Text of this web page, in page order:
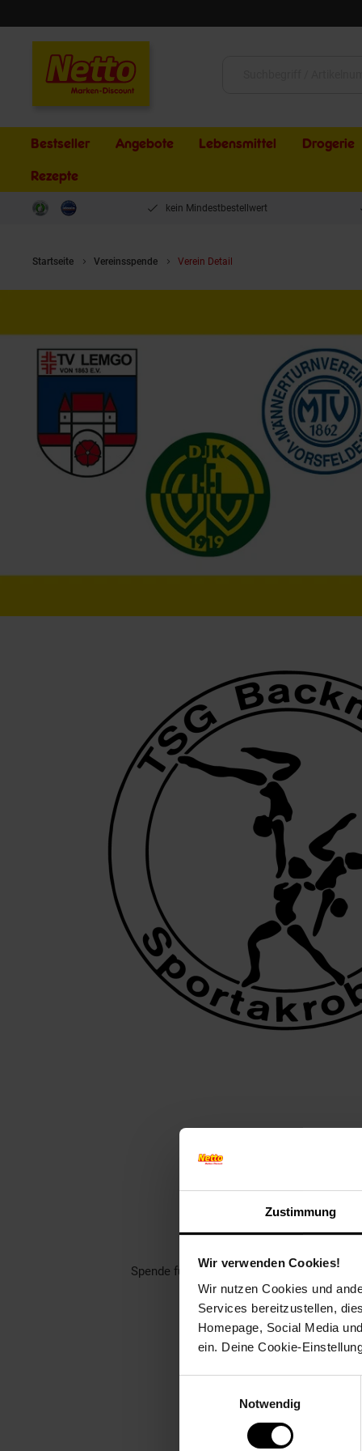
Zustimmung
Wir verwenden Cookies!
Wir nutzen Cookies und
Services bereitzustellen,
Homepage, Social Media
ein. Deine Cookie-
Notwendig
Bestseller Angebote Lebensmittel Drogerie
Rezepte
kein Mindestbestellwert
Startseite Vereinsspende Verein Detail
Finde
Unterstütze
Spende für einen Verein in deiner Region,